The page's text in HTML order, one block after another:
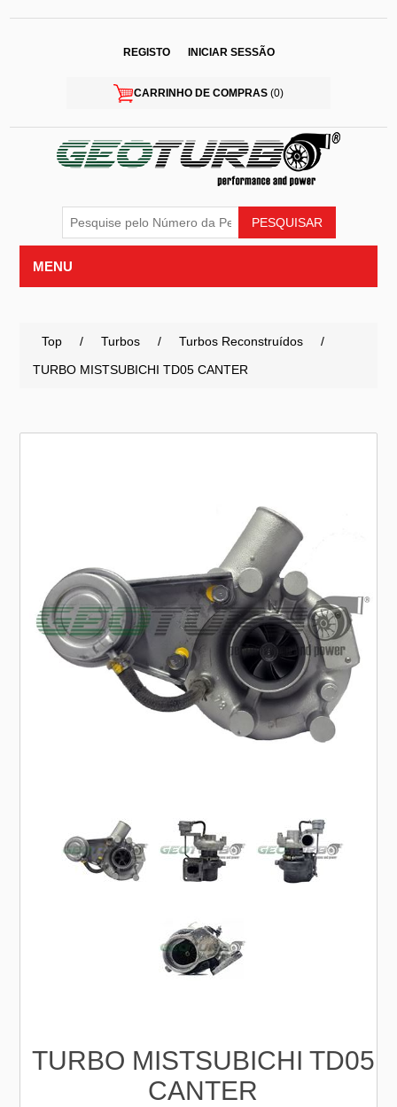
REGISTO INICIAR SESSÃO
CARRINHO DE COMPRAS (0)
MENU
Top / Turbos / Turbos Reconstruídos
/
TURBO MISTSUBICHI TD05 CANTER
TURBO MISTSUBICHI TD05
CANTER